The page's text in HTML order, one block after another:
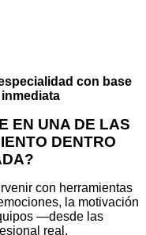
con base
EN UNA DE LAS
DENTRO
con herramientas
la motivación
—desde las
real.